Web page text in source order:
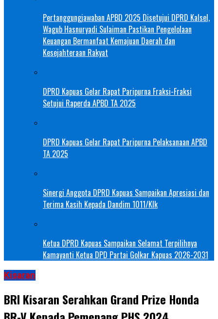
Pertanggungjawaban APBD 2025 Disetujui DPRD Kalsel,
Wagub Hasnuryadi Sulaiman Pastikan Pengelolaan
Keuangan Bermanfaat Kemajuan Daerah dan
Kesejahteraan Rakyat
DPRD Kapuas Gelar Rapat Paripurna Fraksi-Fraksi
Setujui Raperda APBD TA 2025
DPRD Kapuas Gelar Rapat Paripurna Pelaksanaan APBD
TA 2025
Sinergi Anggota DPRD Kapuas Sampaikan Apresiasi dan
Terima Kasih Kepada Dandim 1011/Klk
Ketua DPRD Kapuas Sampaikan Selamat Terpilihnya
Kamayanti Ketua DPD Partai Golkar Kapuas 2026-2031
Kisaran
BRI Kisaran Serahkan Grand Prize Honda